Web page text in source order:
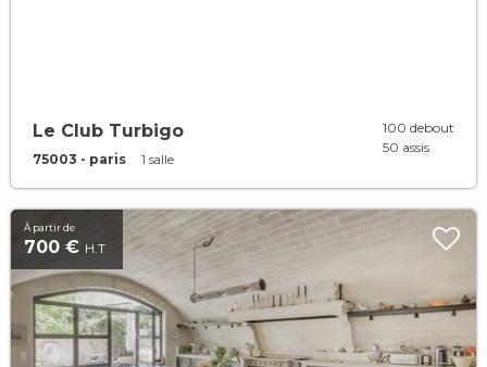
Le Club Turbigo
75003 - paris 1 salle
100 debout
50 assis
À partir de
700 € H.T